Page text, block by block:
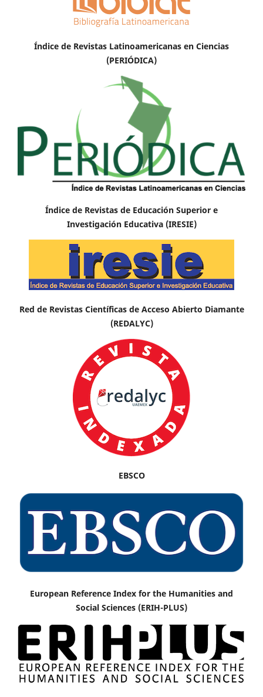
Índice de Revistas Latinoamericanas en Ciencias
(PERIÓDICA)
Índice de Revistas de Educación Superior e
Investigación Educativa (IRESIE)
Red de Revistas Científicas de Acceso Abierto Diamante
(REDALYC)
EBSCO
European Reference Index for the Humanities and
Social Sciences (ERIH-PLUS)